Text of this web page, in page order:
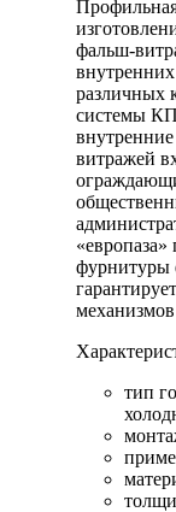
фальш-
различных
системы
витражей
«европаза»
фурнитуры
тип